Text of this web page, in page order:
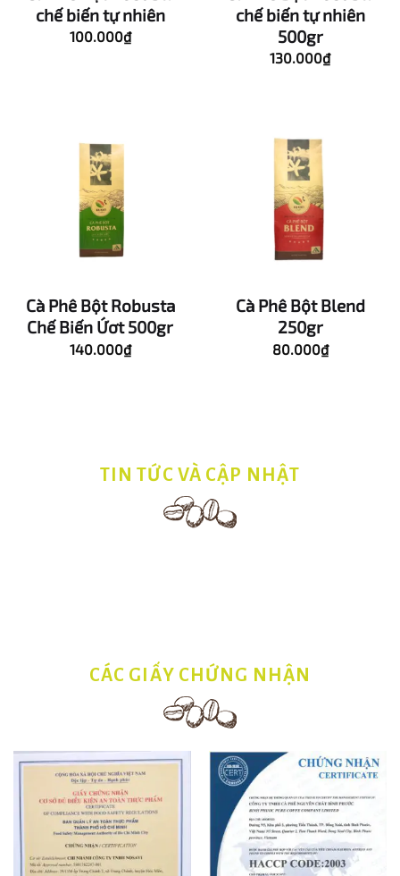
chế biến tự nhiên
100.000₫
chế biến tự nhiên
500gr
130.000₫
Cà Phê Bột Robusta
Chế Biến Ứơt 500gr
140.000₫
Cà Phê Bột Blend
250gr
80.000₫
TIN TỨC VÀ CẬP NHẬT
CÁC GIẤY CHỨNG NHẬN